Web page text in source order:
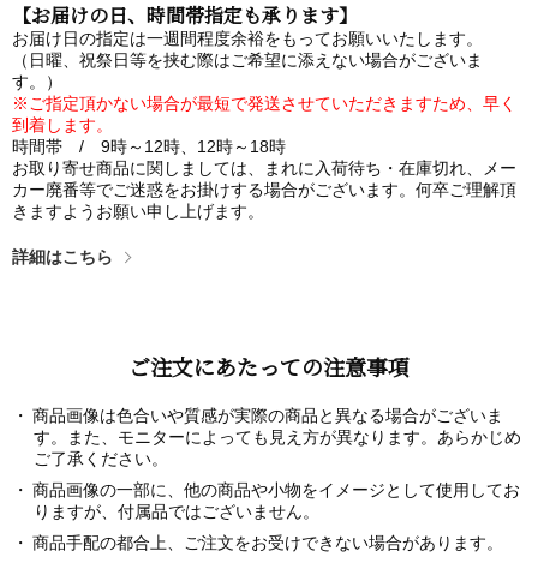
【お届けの日、時間帯指定も承ります】
お届け日の指定は一週間程度余裕をもってお願いいたします。
（日曜、祝祭日等を挟む際はご希望に添えない場合がございま
す。）
※ご指定頂かない場合が最短で発送させていただきますため、早く
到着します。
時間帯 / 9時～12時、12時～18時
お取り寄せ商品に関しましては、まれに入荷待ち・在庫切れ、メー
カー廃番等でご迷惑をお掛けする場合がございます。何卒ご理解頂
きますようお願い申し上げます。
詳細はこちら
ご注文にあたっての注意事項
商品画像は色合いや質感が実際の商品と異なる場合がございま
す。また、モニターによっても見え方が異なります。あらかじめ
ご了承ください。
商品画像の一部に、他の商品や小物をイメージとして使用してお
りますが、付属品ではございません。
商品手配の都合上、ご注文をお受けできない場合があります。